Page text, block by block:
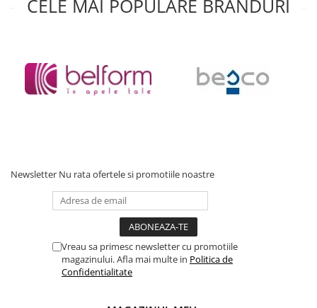
Accesorii baie
Accesorii toaleta
Cuiere si suporturi prosoape
Sifoane si ventile lavoar
Sifoane si ventile cada
Sifoane si ventile cadita dus
Sifoane pardoseala si terasa
Bucatarie
Baterii Bucatarie
CELE MAI POPULARE BRANDURI
Newsletter Nu rata ofertele si promotiile noastre
Vreau sa primesc newsletter cu promotiile
magazinului. Afla mai multe in Politica de
Confidentialitate